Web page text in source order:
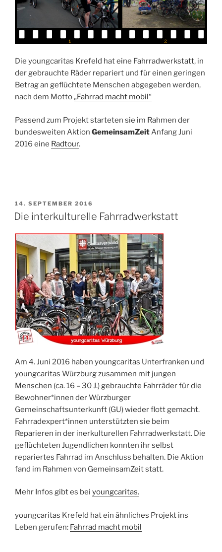
Die youngcaritas Krefeld hat eine Fahrradwerkstatt, in
der gebrauchte Räder repariert und für einen geringen
Betrag an geflüchtete Menschen abgegeben werden,
nach dem Motto„Fahrrad macht mobil“
Passend zum Projekt starteten sie im Rahmen der
bundesweiten Aktion GemeinsamZeitAnfang Juni
2016 eine Radtour.
VERÖFFENTLICHT
AM
14. SEPTEMBER 2016
Die interkulturelle Fahrradwerkstatt
Am 4. Juni 2016 haben youngcaritas Unterfranken und
youngcaritas Würzburg zusammen mit jungen
Menschen (ca. 16 – 30 J.) gebrauchte Fahrräder für die
Bewohner*innen der Würzburger
Gemeinschaftsunterkunft (GU) wieder flott gemacht.
Fahrradexpert*innen unterstützten sie beim
Reparieren in der inerkulturellen Fahrradwerkstatt. Die
geflüchteten Jugendlichen konnten ihr selbst
repariertes Fahrrad im Anschluss behalten. Die Aktion
fand im Rahmen von GemeinsamZeit statt.
Mehr Infos gibt es bei youngcaritas.
youngcaritas Krefeld hat ein ähnliches Projekt ins
Leben gerufen: Fahrrad macht mobil